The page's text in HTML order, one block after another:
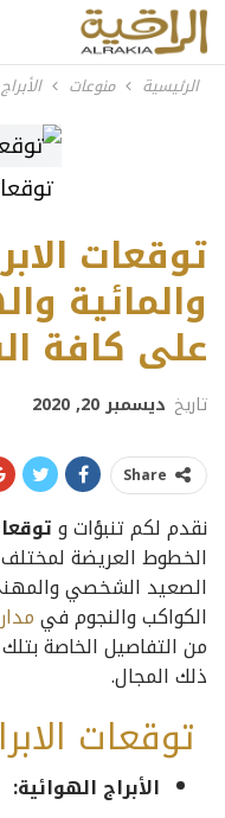
الرئيسية منوعات الأبراج
توقعات
والمائية
على كافة
تاريخ ديسمبر 20, 2020
Share
نقدم لكم تنبؤات وتوقعات
الخطوط العريضة
الصعيد الشخصي
الكواكب والنجوم في
من التفاصيل الخاصة
ذلك المجال.
توقعات الابراج
الأبراج الهوائية: